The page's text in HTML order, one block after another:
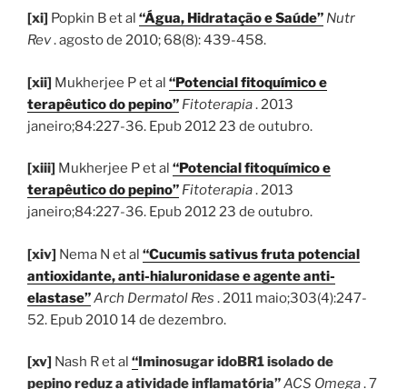
[xi] Popkin B et al “Água, Hidratação e Saúde” Nutr
Rev. agosto de 2010; 68(8): 439-458.
[xii] Mukherjee P et al “Potencial fitoquímico e
terapêutico do pepino” Fitoterapia. 2013
janeiro;84:227-36. Epub 2012 23 de outubro.
[xiii] Mukherjee P et al “Potencial fitoquímico e
terapêutico do pepino” Fitoterapia. 2013
janeiro;84:227-36. Epub 2012 23 de outubro.
[xiv] Nema N et al “Cucumis sativus fruta potencial
antioxidante, anti-hialuronidase e agente anti-
elastase”Arch Dermatol Res . 2011 maio;303(4):247-
52. Epub 2010 14 de dezembro.
[xv] Nash R et al “ Iminosugar idoBR1 isolado de
pepino reduz a atividade inflamatória”ACS Omega. 7